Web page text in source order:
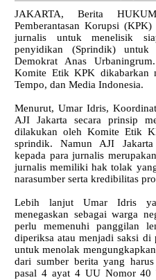
JAKARTA, Berita
Pemberantasan Korupsi
jurnalis untuk menelisik
penyidikan (Sprindik)
Demokrat Anas
Komite Etik KPK dikabarkan
Tempo, dan Media Indonesia.
Menurut, Umar Idris,
AJI Jakarta secara prinsip
dilakukan oleh Komite Etik
sprindik. Namun AJI
kepada para jurnalis
jurnalis memiliki hak tolak
narasumber serta kredibilitas
Lebih lanjut Umar Idris
menegaskan sebagai warga
perlu memenuhi panggilan
diperiksa atau menjadi saksi di
untuk menolak
dari sumber berita yang
pasal 4 ayat 4 UU Nomor 40